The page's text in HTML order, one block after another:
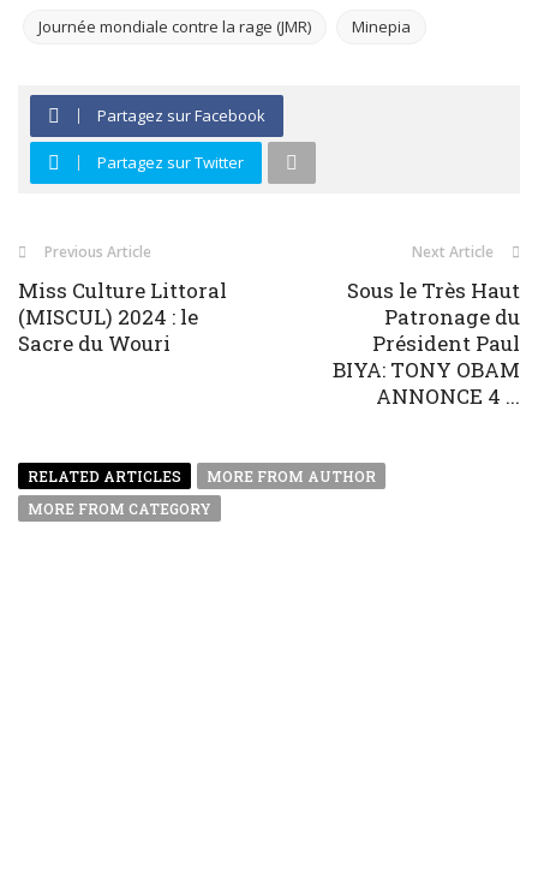
Journée mondiale contre la rage (JMR) Minepia
Partagez sur Facebook
Partagez sur Twitter
Previous Article
Miss Culture Littoral
(MISCUL) 2024 : le
Sacre du Wouri
Next Article
Sous le Très Haut
Patronage du
Président Paul
BIYA: TONY OBAM
ANNONCE 4 ...
RELATED ARTICLES
MORE FROM AUTHOR
MORE FROM CATEGORY